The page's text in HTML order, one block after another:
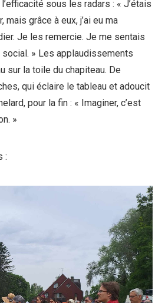
sous les radars : « J’étais
mais grâce à eux, j’ai eu ma
Je les remercie. Je me sentais
social. » Les applaudissements
sur la toile du chapiteau. De
qui éclaire le tableau et adoucit
pour la fin : « Imaginer, c’est
»
: